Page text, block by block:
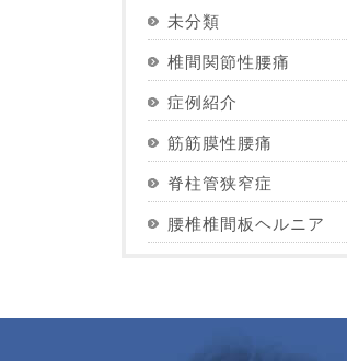
未分類
椎間関節性腰痛
症例紹介
筋筋膜性腰痛
脊柱管狭窄症
腰椎椎間板ヘルニア